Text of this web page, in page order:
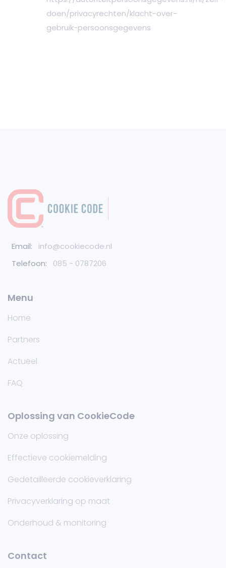
doen/privacyrechten/klacht-over-
gebruik-persoonsgegevens
Email:
info@cookiecode.nl
Telefoon:
085 - 0787206
Menu
Home
Partners
Actueel
FAQ
Oplossing van CookieCode
Onze oplossing
Effectieve cookiemelding
Gedetailleerde cookieverklaring
Privacyverklaring op maat
Onderhoud & monitoring
Contact